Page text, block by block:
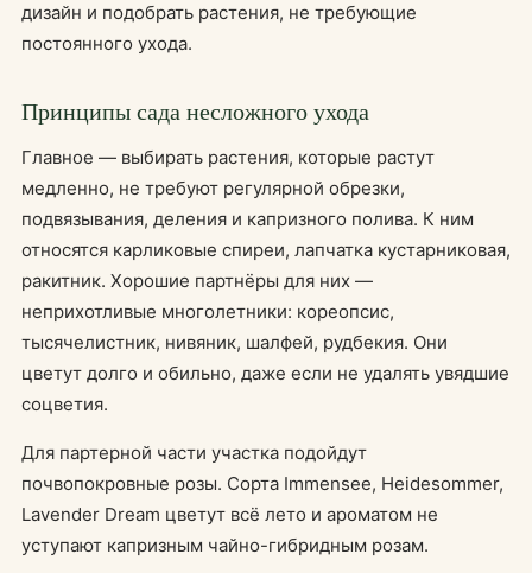
дизайн и подобрать растения, не требующие
постоянного ухода.
Принципы сада несложного ухода
Главное — выбирать растения, которые растут
медленно, не требуют регулярной обрезки,
подвязывания, деления и капризного полива. К ним
относятся карликовые спиреи, лапчатка кустарниковая,
ракитник. Хорошие партнёры для них —
неприхотливые многолетники: кореопсис,
тысячелистник, нивяник, шалфей, рудбекия. Они
цветут долго и обильно, даже если не удалять увядшие
соцветия.
Для партерной части участка подойдут
почвопокровные розы. Сорта Immensee, Heidesommer,
Lavender Dream цветут всё лето и ароматом не
уступают капризным чайно-гибридным розам.